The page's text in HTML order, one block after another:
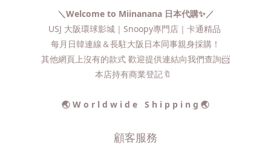
＼Welcome to Miinanana 日本代購✨／
USJ 大阪環球影城｜Snoopy專門店｜卡通精品
每月日韓連線＆長駐大阪日本同事親身採購！
其他網頁上沒有的款式 歡迎提供連結向我們查詢📨​
本店持有商業登記🔖
🌏 W o r l d w i d e S h i p p i n g 🌏
顧客服務